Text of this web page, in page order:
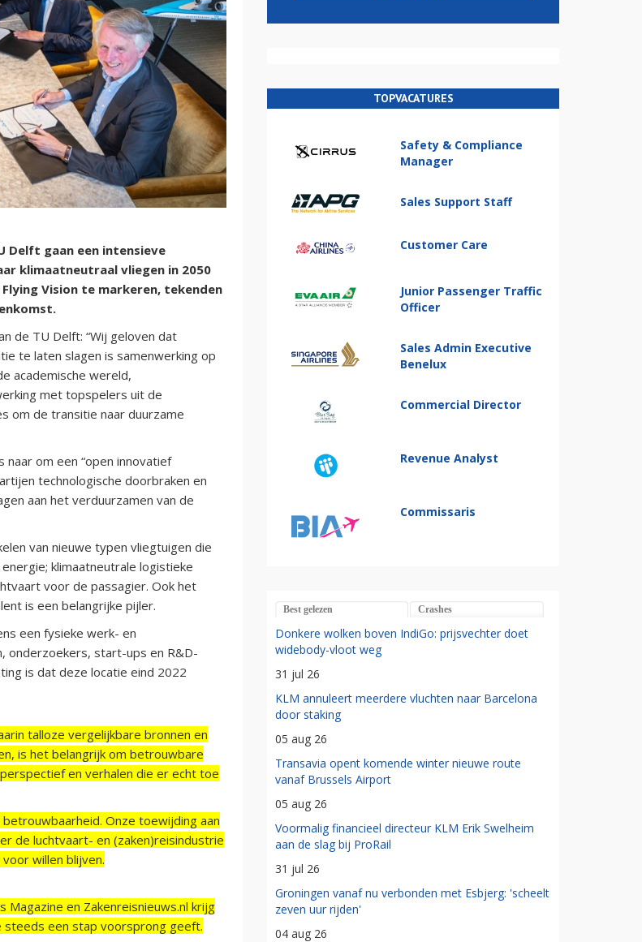
Delft gaan een intensieve
klimaatneutraal vliegen in 2050
Vision te markeren, tekenden
de TU Delft: “Wij geloven dat
te laten slagen is samenwerking op
academische wereld,
met topspelers uit de
om de transitie naar duurzame
om een “open innovatief
technologische doorbraken en
aan het verduurzamen van de
van nieuwe typen vliegtuigen die
klimaatneutrale logistieke
voor de passagier. Ook het
is een belangrijke pijler.
een fysieke werk- en
onderzoekers, start-ups en R&D-
is dat deze locatie eind 2022
talloze vergelijkbare bronnen en
is het belangrijk om betrouwbare
en verhalen die er echt toe
Onze toewijding aan
de luchtvaart- en (zaken)reisindustrie
willen blijven.
en Zakenreisnieuws.nl krijg
steeds een stap voorsprong geeft.
TOPVACATURES
Safety & Compliance
Manager
Sales Support Staff
Customer Care
Junior Passenger Traffic
Officer
Sales Admin Executive
Benelux
Commercial Director
Revenue Analyst
Commissaris
Best gelezen Crashes
Donkere wolken boven IndiGo: prijsvechter doet
widebody-vloot weg
31 jul 26
KLM annuleert meerdere vluchten naar Barcelona
door staking
05 aug 26
Transavia opent komende winter nieuwe route
vanaf Brussels Airport
05 aug 26
Voormalig financieel directeur KLM Erik Swelheim
aan de slag bij ProRail
31 jul 26
Groningen vanaf nu verbonden met Esbjerg: 'scheelt
zeven uur rijden'
04 aug 26